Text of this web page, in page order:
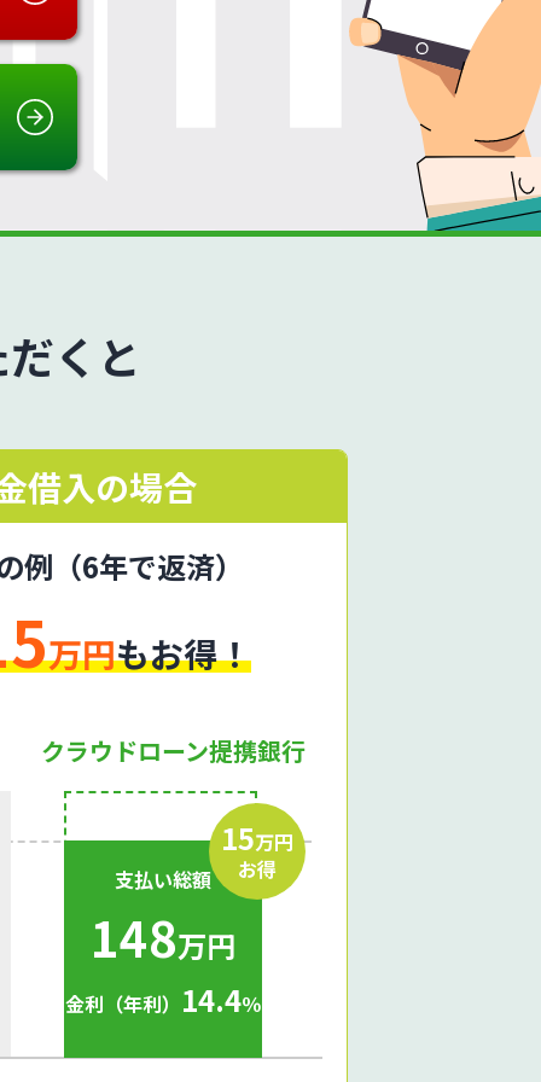
くと
借入の場合
例（6年で返済）
万円もお得！
クラウドローン提携銀行
支払い総額
148万円
金利（年利） 14.4％
15万円
お得